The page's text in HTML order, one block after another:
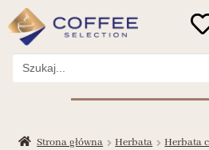
Search
for:
Strona główna Herbata Herbata